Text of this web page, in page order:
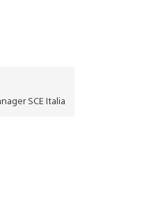
SCE Italia